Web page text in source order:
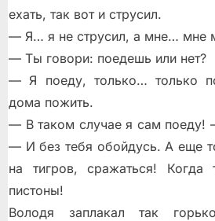
ехать, так вот и струсил.
— Я… я не струсил, а мне… мне
— Ты говори: поедешь или нет?
— Я поеду, только… только
дома пожить.
— В таком случае я сам поеду!
— И без тебя обойдусь. А еще
на тигров, сражаться!
пистоны!
Володя заплакал так